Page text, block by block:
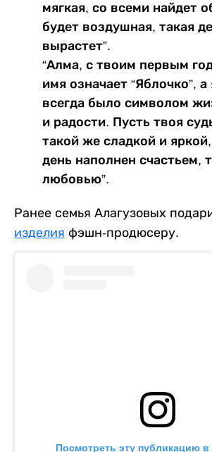
мягкая, со всеми найдет
будет воздушная, такая
вырастет”.
“Алма, с твоим первым
имя означает “Яблочко”, а
всегда было символом
и радости. Пусть твоя
такой же сладкой и
день наполнен счастьем,
любовью”.
Ранее семья Алагузовых
изделия фэшн-продюсеру.
Посмотреть эту публикацию в